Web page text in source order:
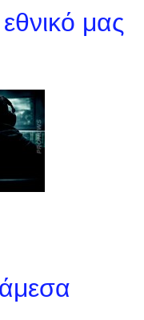
μας